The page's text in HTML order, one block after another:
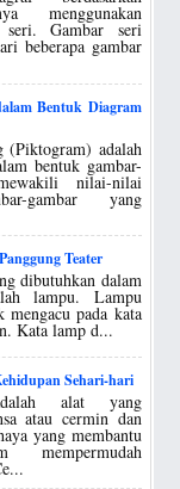
menggunakan
seri. Gambar seri
beberapa gambar
Bentuk Diagram
(Piktogram) adalah
bentuk gambar-
nilai-nilai
gambar yang
Teater
dibutuhkan dalam
lampu. Lampu
mengacu pada kata
Kata lamp d...
Sehari-hari
alat yang
atau cermin dan
yang membantu
mempermudah